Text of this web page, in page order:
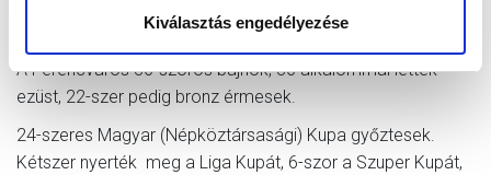
Kiválasztás engedélyezése
bejutott a Bajnokok Ligája csoportkörébe is!
A Ferencváros 36-szoros bajnok, 36 alkalommal lettek
ezüst, 22-szer pedig bronz érmesek.
24-szeres Magyar (Népköztársasági) Kupa győztesek.
Kétszer nyerték meg a Liga Kupát, 6-szor a Szuper Kupát,